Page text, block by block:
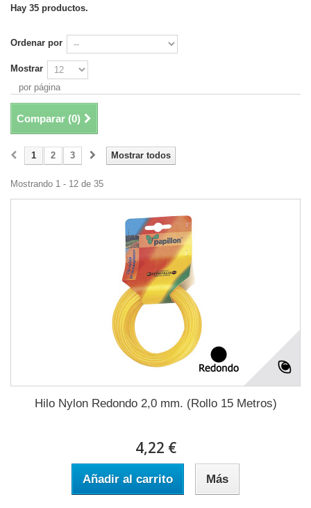
Hay 35 productos.
Ordenar por
Mostrar
por página
Comparar (0)
Mostrar todos
1 2 3
Mostrando 1 - 12 de 35
Hilo Nylon Redondo 2,0 mm. (Rollo 15 Metros)
4,22 €
Añadir al carrito Más